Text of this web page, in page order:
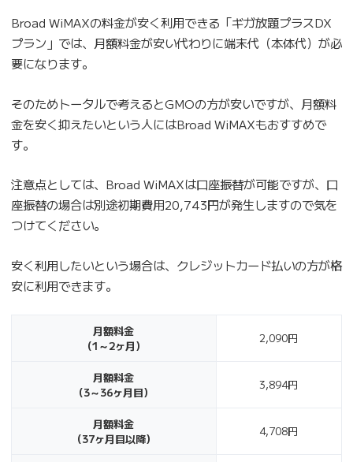
Broad WiMAXの料金が安く利用できる「ギガ放題プラスDX
プラン」では、月額料金が安い代わりに端末代（本体代）が必
要になります。
そのためトータルで考えるとGMOの方が安いですが、月額料
金を安く抑えたいという人にはBroad WiMAXもおすすめで
す。
注意点としては、Broad WiMAXは口座振替が可能ですが、口
座振替の場合は別途初期費用20,743円が発生しますので気を
つけてください。
安く利用したいという場合は、クレジットカード払いの方が格
安に利用できます。
月額料金
（1～2ヶ月）
2,090円
月額料金
（3～36ヶ月目）
3,894円
月額料金
（37ヶ月目以降）
4,708円